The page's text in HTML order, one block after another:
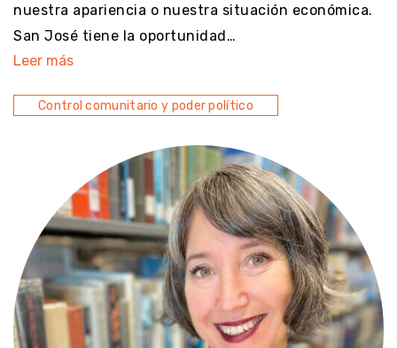
nuestra apariencia o nuestra situación económica.
San José tiene la oportunidad…
Leer más
Control comunitario y poder político